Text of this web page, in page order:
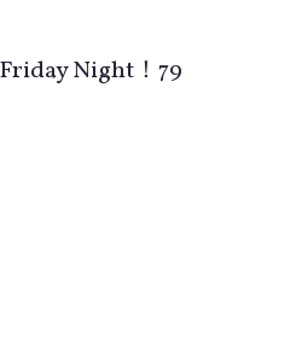
Night！79